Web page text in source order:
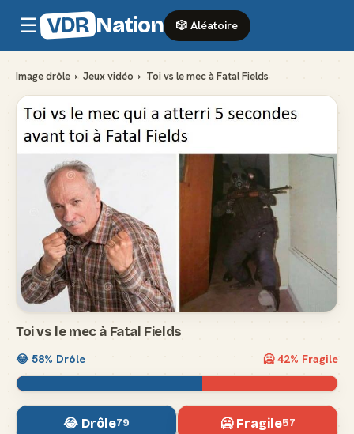
☰ VDR Nation 🎲 Aléatoire
Image drôle › Jeux vidéo › Toi vs le mec à Fatal Fields
Toi vs le mec à Fatal Fields
😂58% Drôle 🥶42% Fragile
😂 Drôle79 🥶 Fragile57